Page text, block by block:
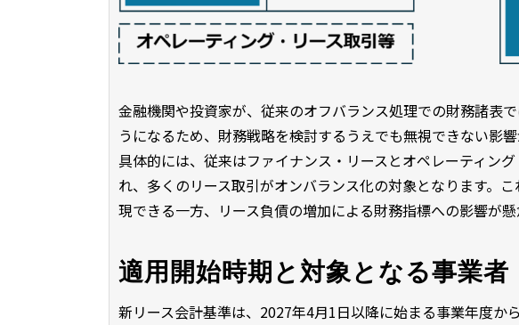
金融機関や投資家が、従来のオフバランス処理での財務諸表
うになるため、財務戦略を検討するうえでも無視できない影響
具体的には、従来はファイナンス・リースとオペレーティン
れ、多くのリース取引がオンバランス化の対象となります。
現できる一方、リース負債の増加による財務指標への影響が
適用開始時期と対象となる事業者
新リース会計基準は、2027年4月1日以降に始まる事業年度か